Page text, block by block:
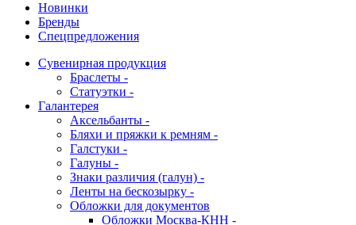
Новинки
Бренды
Спецпредложения
Сувенирная продукция
Браслеты -
Статуэтки -
Галантерея
Аксельбанты -
Бляхи и пряжки к ремням -
Галстуки -
Галуны -
Знаки различия (галун) -
Ленты на бескозырку -
Обложки для документов
Обложки Москва-КНН -